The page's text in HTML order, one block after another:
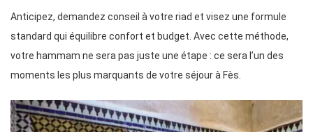
Anticipez, demandez conseil à votre riad et visez une formule
standard qui équilibre confort et budget. Avec cette méthode,
votre hammam ne sera pas juste une étape : ce sera l’un des
moments les plus marquants de votre séjour à Fès.